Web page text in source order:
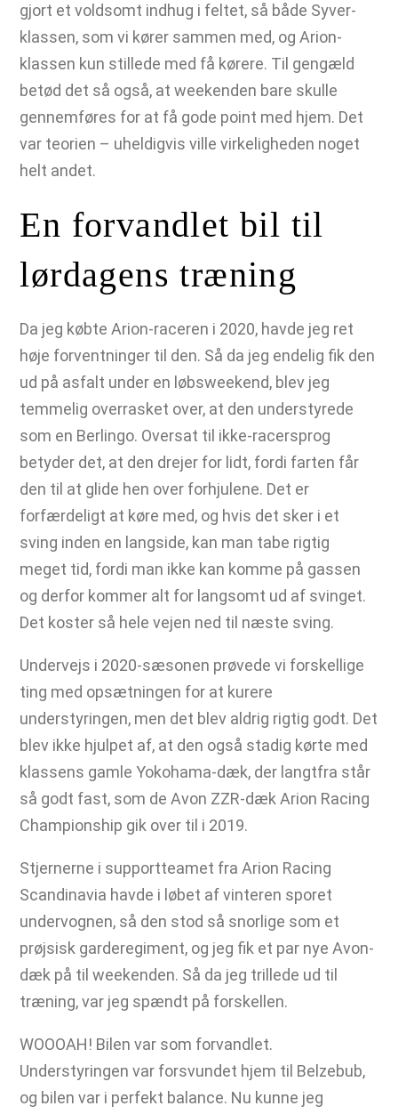
gjort et voldsomt indhug i feltet, så både Syver-
klassen, som vi kører sammen med, og Arion-
klassen kun stillede med få kørere. Til gengæld
betød det så også, at weekenden bare skulle
gennemføres for at få gode point med hjem. Det
var teorien – uheldigvis ville virkeligheden noget
helt andet.
En forvandlet bil til
lørdagens træning
Da jeg købte Arion-raceren i 2020, havde jeg ret
høje forventninger til den. Så da jeg endelig fik den
ud på asfalt under en løbsweekend, blev jeg
temmelig overrasket over, at den understyrede
som en Berlingo. Oversat til ikke-racersprog
betyder det, at den drejer for lidt, fordi farten får
den til at glide hen over forhjulene. Det er
forfærdeligt at køre med, og hvis det sker i et
sving inden en langside, kan man tabe rigtig
meget tid, fordi man ikke kan komme på gassen
og derfor kommer alt for langsomt ud af svinget.
Det koster så hele vejen ned til næste sving.
Undervejs i 2020-sæsonen prøvede vi forskellige
ting med opsætningen for at kurere
understyringen, men det blev aldrig rigtig godt. Det
blev ikke hjulpet af, at den også stadig kørte med
klassens gamle Yokohama-dæk, der langtfra står
så godt fast, som de Avon ZZR-dæk Arion Racing
Championship gik over til i 2019.
Stjernerne i supportteamet fra Arion Racing
Scandinavia havde i løbet af vinteren sporet
undervognen, så den stod så snorlige som et
prøjsisk garderegiment, og jeg fik et par nye Avon-
dæk på til weekenden. Så da jeg trillede ud til
træning, var jeg spændt på forskellen.
WOOOAH! Bilen var som forvandlet.
Understyringen var forsvundet hjem til Belzebub,
og bilen var i perfekt balance. Nu kunne jeg